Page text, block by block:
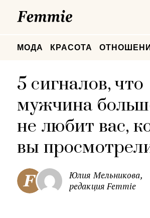
МОДА КРАСОТА
5 сигналов, что
мужчина
не любит вас,
вы
Юлия Мельникова,
редакция Femmie